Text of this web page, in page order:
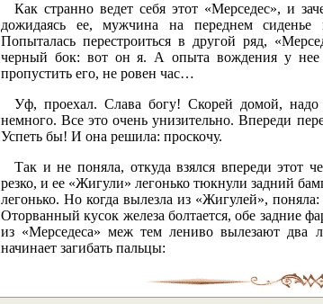
Как странно ведет себя этот «Мерседес», и
дожидаясь ее, мужчина на переднем сиденье
Попыталась перестроиться в другой ряд,
черный бок: вот он я. А опыта вождения у нее
пропустить его, не ровен час…
Уф, проехал. Слава богу! Скорей домой,
немного. Все это очень унизительно. Впереди
Успеть бы! И она решила: проскочу.
Так и не поняла, откуда взялся впереди этот
резко, и ее «Жигули» легонько тюкнули задний
легонько. Но когда вылезла из «Жигулей»,
Оторванный кусок железа болтается, обе задние
из «Мерседеса» меж тем лениво вылезают два
начинает загибать пальцы: